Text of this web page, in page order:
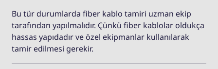
Bu tür durumlarda fiber kablo tamiri uzman ekip
tarafından yapılmalıdır. Çünkü fiber kablolar oldukça
hassas yapıdadır ve özel ekipmanlar kullanılarak
tamir edilmesi gerekir.